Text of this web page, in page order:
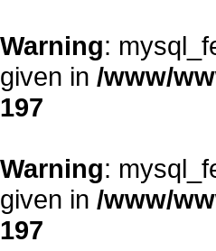
Warning:
given in /www/
197
Warning:
given in /www/
197